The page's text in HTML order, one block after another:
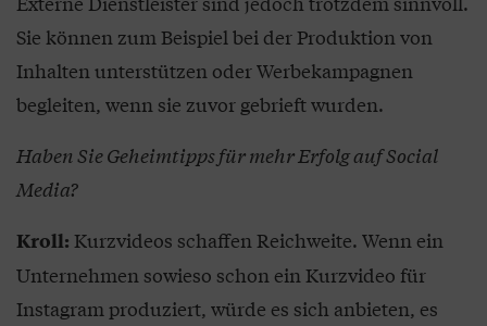
Sie können zum Beispiel bei der Produktion von
Inhalten unterstützen oder Werbekampagnen
begleiten, wenn sie zuvor gebrieft wurden.
Haben Sie Geheimtipps für mehr Erfolg auf Social
Media?
Kroll: Kurzvideos schaffen Reichweite. Wenn ein
Unternehmen sowieso schon ein Kurzvideo für
Instagram produziert, würde es sich anbieten, es